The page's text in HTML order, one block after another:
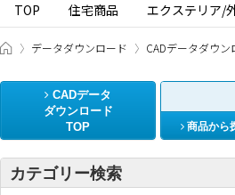
TOP 住宅商品 エクステリア/
ビジネスのお客様 HOME
データダウンロード CADデータダウン
CADデータ
ダウンロード
TOP
商品から
カテゴリー検索